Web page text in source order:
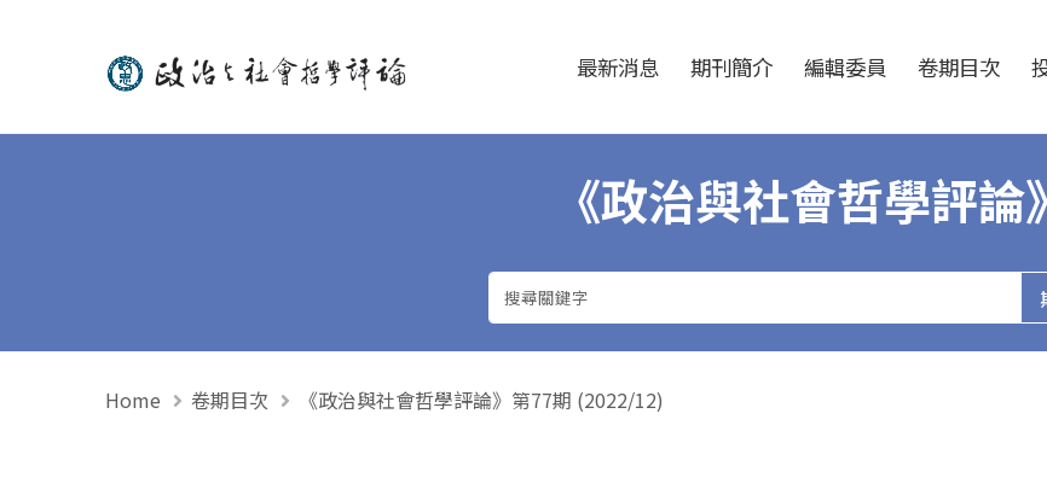
政治與社會哲學評論 最新消息 期刊簡介 編輯委員 卷期目次
《政治與社會哲學評論》
Home 卷期目次 《政治與社會哲學評論》第77期 (2022/12)